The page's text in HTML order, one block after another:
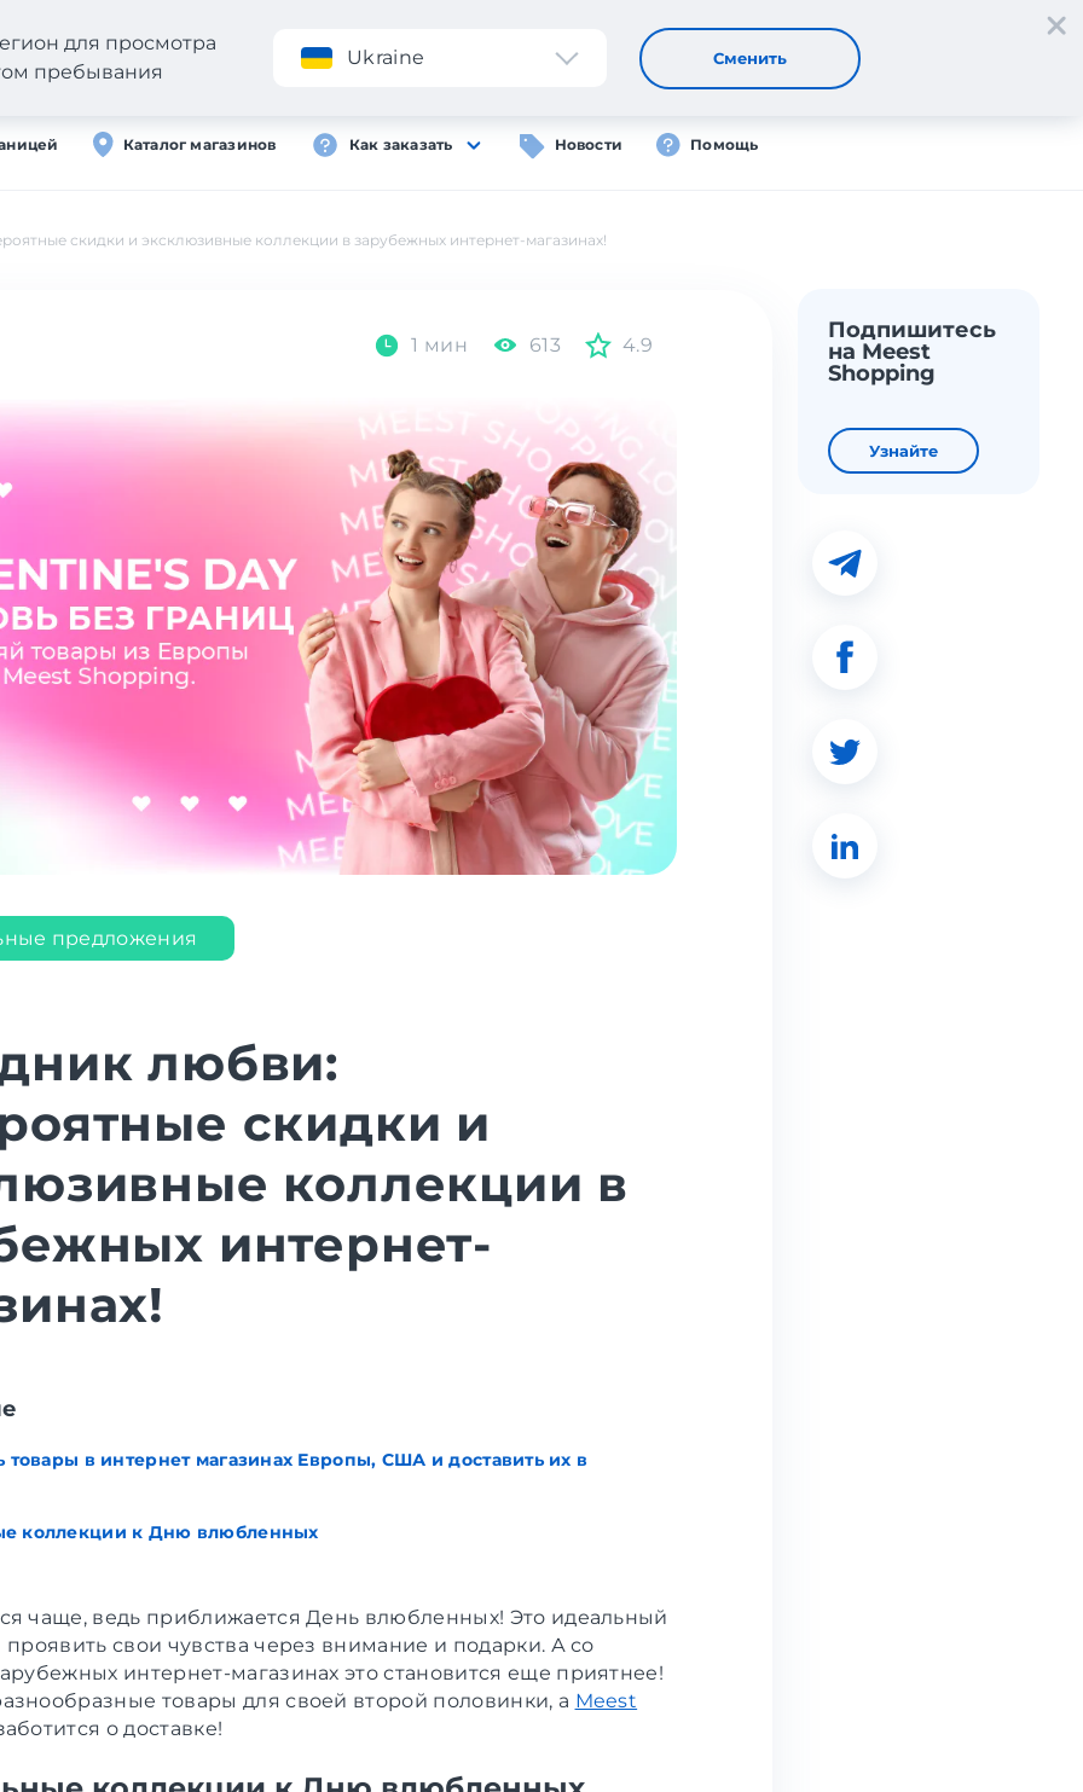
Регистрация
Каталог магазинов Как заказать Новости Помощь
для просмотра
пребывания
Ukraine Сменить
скидки и эксклюзивные коллекции в зарубежных интернет-магазинах!
1 мин 613 4.9
Подпишитесь
на Meest
Shopping
Узнайте
предложения
любви:
скидки и
коллекции в
интернет-
товары в интернет магазинах Европы, США и доставить их в
коллекции к Дню влюбленных
чаще, ведь приближается День влюбленных! Это идеальный
свои чувства через внимание и подарки. А со
интернет-магазинах это становится еще приятнее!
товары для своей второй половинки, а Meest
о доставке!